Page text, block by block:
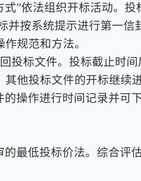
”依法组织开标活动。
并按系统提示进行第一
规范和方法。
投标文件。投标截止时
他投标文件的开标继续进
操作进行时间记录并可下
最低投标价法。综合评